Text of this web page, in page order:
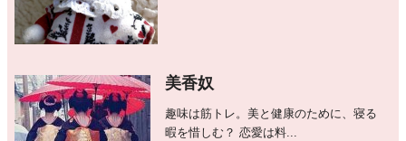
美香奴
趣味は筋トレ。美と健康のために、寝る
暇を惜しむ？ 恋愛は料...